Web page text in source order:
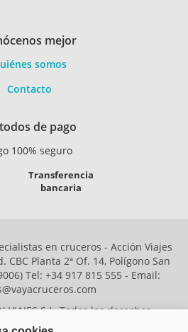
mejor
somos
Contacto
de pago
100% seguro
Transferencia
bancaria
en cruceros - Acción Viajes
CBC Planta 2ª Of. 14, Polígono San
Tel: +34 917 815 555 - Email:
S.L. Todos los derechos
nº 29780-2